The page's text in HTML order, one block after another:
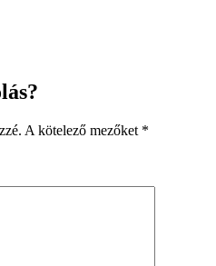
A kötelező mezőket *